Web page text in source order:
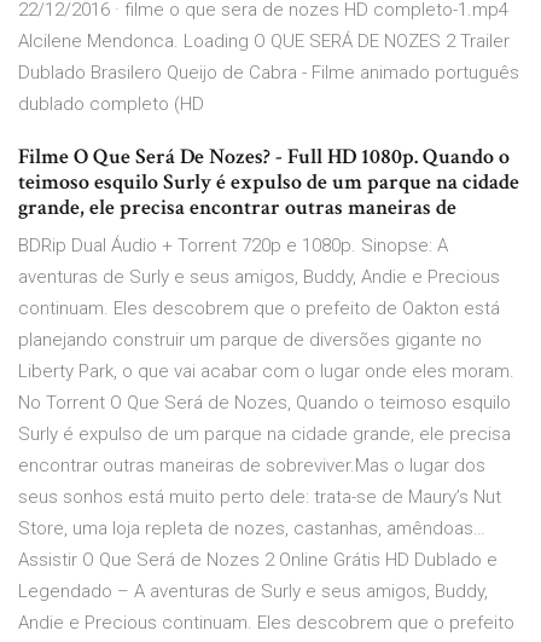
22/12/2016 · filme o que sera de nozes HD completo-1.mp4
Alcilene Mendonca. Loading O QUE SERÁ DE NOZES 2 Trailer
Dublado Brasilero Queijo de Cabra - Filme animado português
dublado completo (HD
Filme O Que Será De Nozes? - Full HD 1080p. Quando o
teimoso esquilo Surly é expulso de um parque na cidade
grande, ele precisa encontrar outras maneiras de
BDRip Dual Áudio + Torrent 720p e 1080p. Sinopse: A
aventuras de Surly e seus amigos, Buddy, Andie e Precious
continuam. Eles descobrem que o prefeito de Oakton está
planejando construir um parque de diversões gigante no
Liberty Park, o que vai acabar com o lugar onde eles moram.
No Torrent O Que Será de Nozes, Quando o teimoso esquilo
Surly é expulso de um parque na cidade grande, ele precisa
encontrar outras maneiras de sobreviver.Mas o lugar dos
seus sonhos está muito perto dele: trata-se de Maury’s Nut
Store, uma loja repleta de nozes, castanhas, amêndoas…
Assistir O Que Será de Nozes 2 Online Grátis HD Dublado e
Legendado – A aventuras de Surly e seus amigos, Buddy,
Andie e Precious continuam. Eles descobrem que o prefeito